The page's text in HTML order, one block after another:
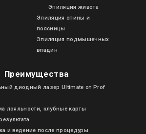
Эпиляция живота
Эпиляция спины и
поясницы
Эпиляция подмышечных
впадин
Преимущества
диодный лазер Ultimate от Prof
лояльности, клубные карты
и ведение после процедуры